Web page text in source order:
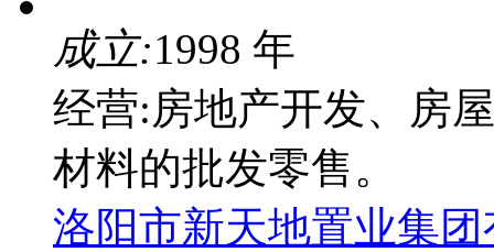
成立:1998 年
经营:房地产开发、房
材料的批发零售。
洛阳市新天地置业集